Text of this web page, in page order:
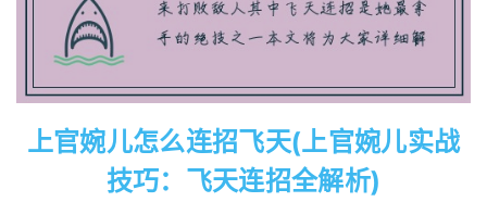
上官婉儿怎么连招飞天(上官婉儿实战
技巧：飞天连招全解析)